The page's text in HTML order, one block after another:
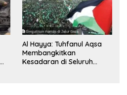
Al Hayya: Tuhfanul Aqsa
Membangkitkan
Kesadaran di Seluruh